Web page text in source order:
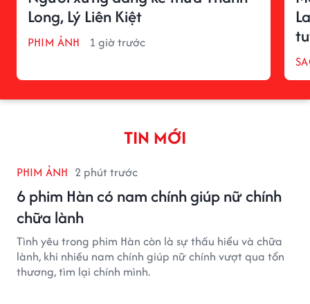
Long, Lý Liên Kiệt
PHIM ẢNH 1 giờ trước
TIN MỚI
PHIM ẢNH 2 phút trước
6 phim Hàn có nam chính giúp nữ chính
chữa lành
Tình yêu trong phim Hàn còn là sự thấu hiểu và chữa
lành, khi nhiều nam chính giúp nữ chính vượt qua tổn
thương, tìm lại chính mình.